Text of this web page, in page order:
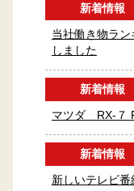
新着情報
当社働き物ラ
しました
新着情報
マツダ RX-７
新着情報
新しいテレビ番